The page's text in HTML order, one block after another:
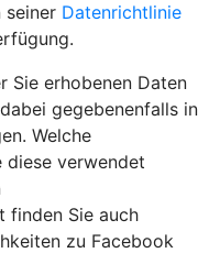
seiner Datenrichtlinie
Sie erhobenen Daten
gegebenenfalls in
Welche
diese verwendet
finden Sie auch
zu Facebook